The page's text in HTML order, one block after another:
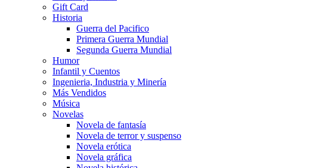
Gift Card
Historia
Guerra del Pacifico
Primera Guerra Mundial
Segunda Guerra Mundial
Humor
Infantil y Cuentos
Ingenieria, Industria y Minería
Más Vendidos
Música
Novelas
Novela de fantasía
Novela de terror y suspenso
Novela erótica
Novela gráfica